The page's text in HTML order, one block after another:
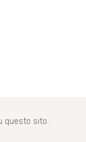
questo sito.